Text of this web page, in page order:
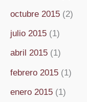
octubre 2015 (2)
julio 2015 (1)
abril 2015 (1)
febrero 2015 (1)
enero 2015 (1)